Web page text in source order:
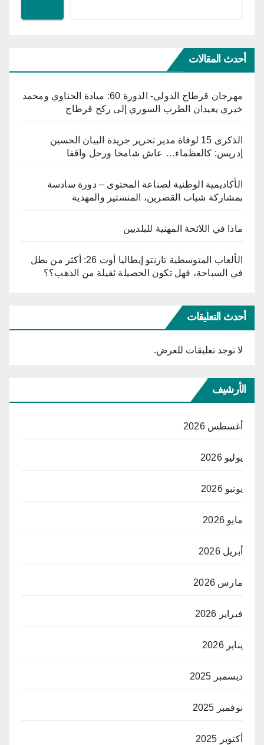
أحدث المقالات
مهرجان قرطاج الدولي- الدورة 60: ميادة الحناوي ومحمد
خيري يعيدان الطرب السوري إلى ركح قرطاج
الذكرى 15 لوفاة مدير تحرير جريدة البيان الحسين
إدريس: كالعظماء… عاش شامخا ورحل واقفا
الأكاديمية الوطنية لصناعة المحتوى – دورة سادسة
بمشاركة شباب القصرين، المنستير والمهدية
ماذا في اللائحة المهنية للبلديين
الألعاب المتوسطية تارنتو إيطاليا أوت 26: أكثر من بطل
في السباحة، فهل تكون الحصيلة ثقيلة من الذهب؟؟
أحدث التعليقات
لا توجد تعليقات للعرض.
الأرشيف
أغسطس 2026
يوليو 2026
يونيو 2026
مايو 2026
أبريل 2026
مارس 2026
فبراير 2026
يناير 2026
ديسمبر 2025
نوفمبر 2025
أكتوبر 2025